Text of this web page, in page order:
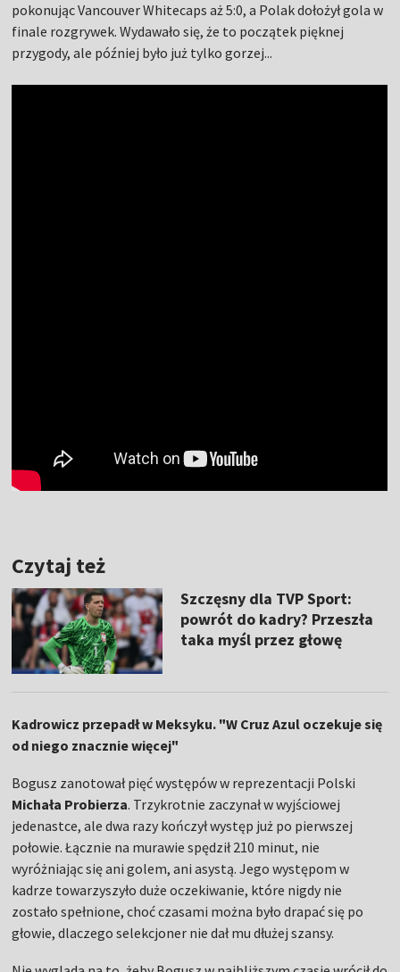
pokonując Vancouver Whitecaps aż 5:0, a Polak dołożył gola w
finale rozgrywek. Wydawało się, że to początek pięknej
przygody, ale później było już tylko gorzej...
Czytaj też
Szczęsny dla TVP Sport:
powrót do kadry? Przeszła
taka myśl przez głowę
Kadrowicz przepadł w Meksyku. "W Cruz Azul oczekuje się
od niego znacznie więcej"
Bogusz zanotował pięć występów w reprezentacji Polski
Michała Probierza. Trzykrotnie zaczynał w wyjściowej
jedenastce, ale dwa razy kończył występ już po pierwszej
połowie. Łącznie na murawie spędził 210 minut, nie
wyróżniając się ani golem, ani asystą. Jego występom w
kadrze towarzyszyło duże oczekiwanie, które nigdy nie
zostało spełnione, choć czasami można było drapać się po
głowie, dlaczego selekcjoner nie dał mu dłużej szansy.